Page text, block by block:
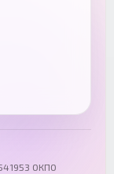
ОКПО